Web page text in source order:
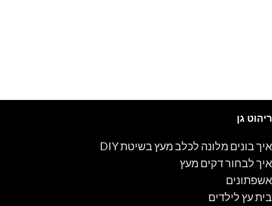
ריהוט גן
איך בונים מלונה לכלב מעץ בשיטת DIY
איך לבחור דקים מעץ
אשפתונים
בית עץ לילדים